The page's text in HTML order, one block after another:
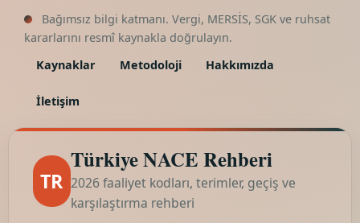
Bağımsız bilgi katmanı. Vergi, MERSİS, SGK ve ruhsat
kararlarını resmî kaynakla doğrulayın.
Kaynaklar
Metodoloji Hakkımızda
İletişim
TR
Türkiye NACE Rehberi
2026 faaliyet kodları, terimler, geçiş ve
karşılaştırma rehberi